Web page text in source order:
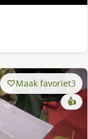
Maak favoriet3
👍